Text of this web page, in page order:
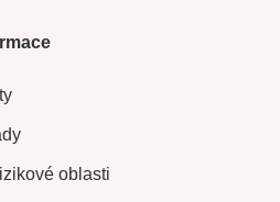
oblasti